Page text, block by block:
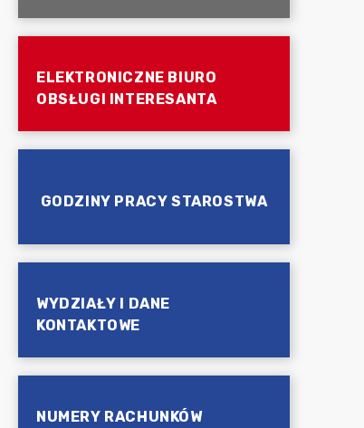
ELEKTRONICZNE BIURO
OBSŁUGI INTERESANTA
GODZINY PRACY STAROSTWA
WYDZIAŁY I DANE
KONTAKTOWE
NUMERY RACHUNKÓW